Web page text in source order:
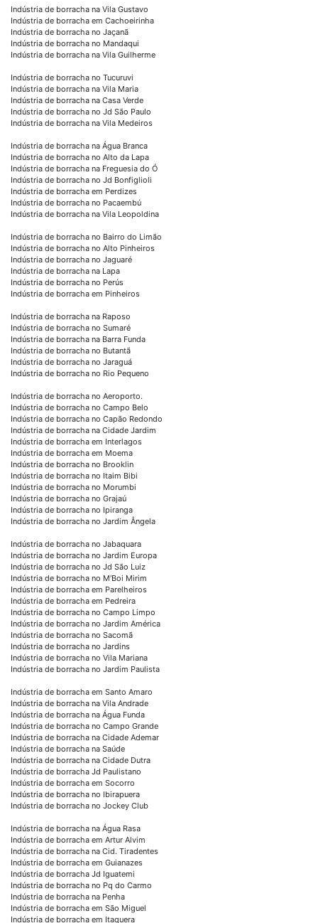
Indústria de borracha na Vila Gustavo
Indústria de borracha em Cachoeirinha
Indústria de borracha no Jaçanã
Indústria de borracha no Mandaqui
Indústria de borracha na Vila Guilherme
Indústria de borracha no Tucuruvi
Indústria de borracha na Vila Maria
Indústria de borracha na Casa Verde
Indústria de borracha no Jd São Paulo
Indústria de borracha na Vila Medeiros
Indústria de borracha na Água Branca
Indústria de borracha no Alto da Lapa
Indústria de borracha na Freguesia do Ó
Indústria de borracha no Jd Bonfiglioli
Indústria de borracha em Perdizes
Indústria de borracha no Pacaembú
Indústria de borracha na Vila Leopoldina
Indústria de borracha no Bairro do Limão
Indústria de borracha no Alto Pinheiros
Indústria de borracha no Jaguaré
Indústria de borracha na Lapa
Indústria de borracha no Perús
Indústria de borracha em Pinheiros
Indústria de borracha na Raposo
Indústria de borracha no Sumaré
Indústria de borracha na Barra Funda
Indústria de borracha no Butantã
Indústria de borracha no Jaraguá
Indústria de borracha no Rio Pequeno
Indústria de borracha no Aeroporto.
Indústria de borracha no Campo Belo
Indústria de borracha no Capão Redondo
Indústria de borracha na Cidade Jardim
Indústria de borracha em Interlagos
Indústria de borracha em Moema
Indústria de borracha no Brooklin
Indústria de borracha no Itaim Bibi
Indústria de borracha no Morumbi
Indústria de borracha no Grajaú
Indústria de borracha no Ipiranga
Indústria de borracha no Jardim Ângela
Indústria de borracha no Jabaquara
Indústria de borracha no Jardim Europa
Indústria de borracha no Jd São Luiz
Indústria de borracha no M'Boi Mirim
Indústria de borracha em Parelheiros
Indústria de borracha em Pedreira
Indústria de borracha no Campo Limpo
Indústria de borracha no Jardim América
Indústria de borracha no Sacomã
Indústria de borracha no Jardins
Indústria de borracha no Vila Mariana
Indústria de borracha no Jardim Paulista
Indústria de borracha em Santo Amaro
Indústria de borracha na Vila Andrade
Indústria de borracha na Água Funda
Indústria de borracha no Campo Grande
Indústria de borracha na Cidade Ademar
Indústria de borracha na Saúde
Indústria de borracha na Cidade Dutra
Indústria de borracha Jd Paulistano
Indústria de borracha em Socorro
Indústria de borracha no Ibirapuera
Indústria de borracha no Jockey Club
Indústria de borracha na Água Rasa
Indústria de borracha em Artur Alvim
Indústria de borracha na Cid. Tiradentes
Indústria de borracha em Guianazes
Indústria de borracha Jd Iguatemi
Indústria de borracha no Pq do Carmo
Indústria de borracha na Penha
Indústria de borracha em São Miguel
Indústria de borracha em Itaquera